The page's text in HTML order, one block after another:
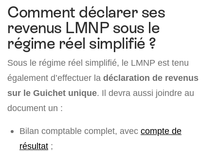
Comment déclarer ses
revenus LMNP sous le
régime réel simplifié ?
Sous le régime réel simplifié, le LMNP est tenu
également d’effectuer la déclaration de revenus
sur le Guichet unique. Il devra aussi joindre au
document un :
Bilan comptable complet, avec compte de
résultat ;